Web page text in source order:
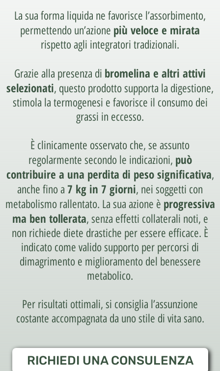
La sua forma liquida ne favorisce l’assorbimento,
permettendo un’azione più veloce e mirata
rispetto agli integratori tradizionali.
Grazie alla presenza di bromelina e altri attivi
selezionati, questo prodotto supporta la digestione,
stimola la termogenesi e favorisce il consumo dei
grassi in eccesso.
È clinicamente osservato che, se assunto
regolarmente secondo le indicazioni, può
contribuire a una perdita di peso significativa,
anche fino a 7 kg in 7 giorni, nei soggetti con
metabolismo rallentato. La sua azione è progressiva
ma ben tollerata, senza effetti collaterali noti, e
non richiede diete drastiche per essere efficace. È
indicato come valido supporto per percorsi di
dimagrimento e miglioramento del benessere
metabolico.
Per risultati ottimali, si consiglia l’assunzione
costante accompagnata da uno stile di vita sano.
RICHIEDI UNA CONSULENZA